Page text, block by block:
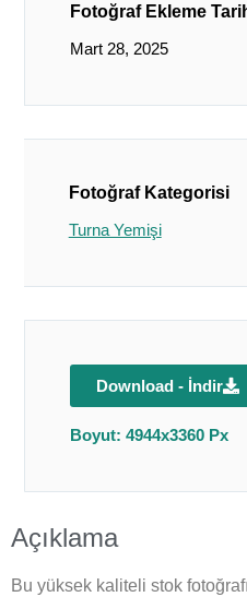
Fotoğraf Ekleme
Mart 28, 2025
Fotoğraf Kategorisi
Turna Yemişi
Download - İndir
Boyut: 4944x3360 Px
Açıklama
Bu yüksek kaliteli stok